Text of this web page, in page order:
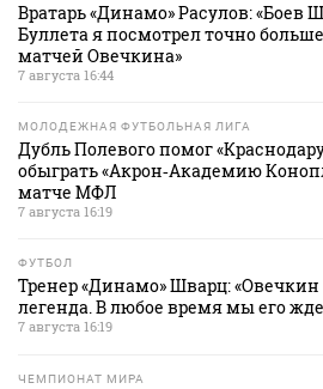
Вратарь «Динамо» Расулов: «Боев
Буллета я посмотрел точно
матчей Овечкина»
7 августа 16:44
МОЛОДЕЖНАЯ ФУТБОЛЬНАЯ ЛИГА
Дубль Полевого помог
обыграть «Акрон‑Академию
матче МФЛ
7 августа 16:19
ФУТБОЛ
Тренер «Динамо» Шварц:
легенда. В любое время мы его
7 августа 16:19
ЧЕМПИОНАТ МИРА